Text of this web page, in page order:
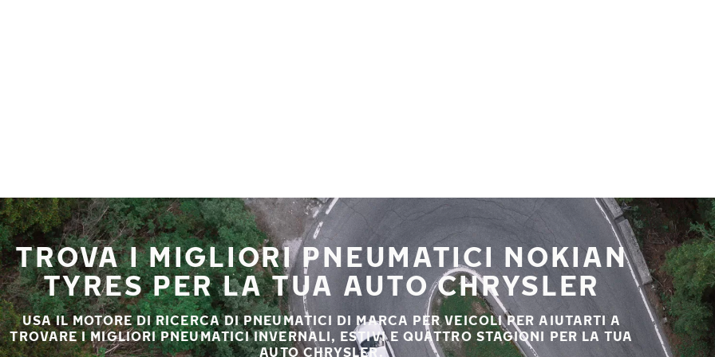
TROVA I MIGLIORI PNEUMATICI NOKIAN
TYRES PER LA TUA AUTO CHRYSLER
USA IL MOTORE DI RICERCA DI PNEUMATICI DI MARCA PER VEICOLI PER AIUTARTI A
TROVARE I MIGLIORI PNEUMATICI INVERNALI, ESTIVI E QUATTRO STAGIONI PER LA TUA
AUTO CHRYSLER.